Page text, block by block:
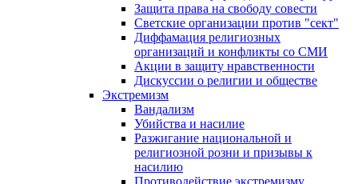
Защита права на свободу совести
Светские организации против "сект"
Диффамация религиозных
организаций и конфликты со СМИ
Акции в защиту нравственности
Дискуссии о религии и обществе
Экстремизм
Вандализм
Убийства и насилие
Разжигание национальной и
религиозной розни и призывы к
насилию
Противодействие экстремизму